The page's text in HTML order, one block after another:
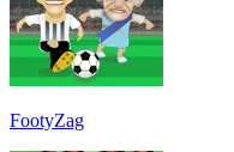
FootyZag